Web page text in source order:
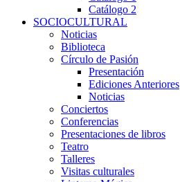
Catálogo 2
SOCIOCULTURAL
Noticias
Biblioteca
Círculo de Pasión
Presentación
Ediciones Anteriores
Noticias
Conciertos
Conferencias
Presentaciones de libros
Teatro
Talleres
Visitas culturales